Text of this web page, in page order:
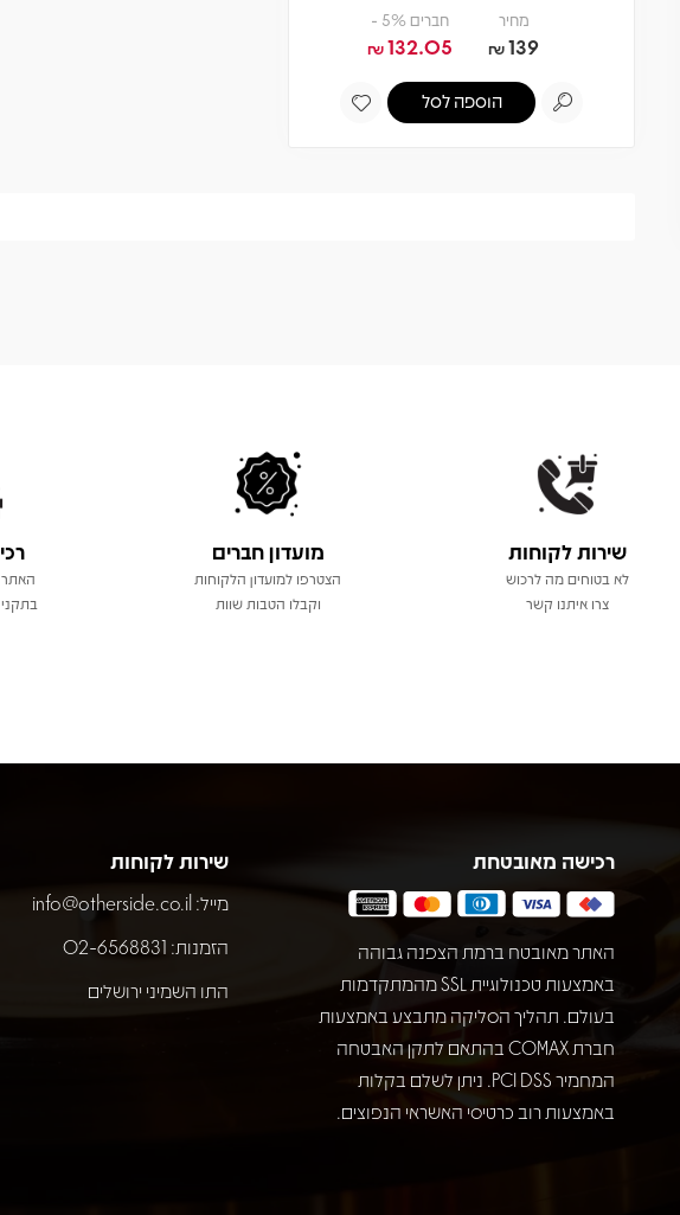
מחיר
139
₪
חברים 5% -
132.05
₪
הוספה לסל
שירות לקוחות
לא בטוחים מה לרכוש
צרו איתנו קשר
מועדון חברים
הצטרפו למועדון הלקוחות
וקבלו הטבות שוות
רכישה מאובטחת
האתר מאובטח ברמת הצפנה גבוהה
באמצעות טכנולוגיית SSL מהמתקדמות
בעולם. תהליך הסליקה מתבצע באמצעות
חברת COMAX בהתאם לתקן האבטחה
המחמיר PCI DSS. ניתן לשלם בקלות
באמצעות רוב כרטיסי האשראי הנפוצים.
שירות לקוחות
מייל: info@otherside.co.il
הזמנות: 02-6568831
התו השמיני ירושלים